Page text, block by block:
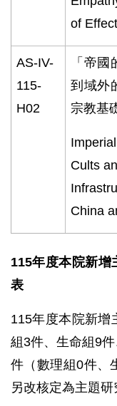
of Effect
AS-IV-
115-
H02
「帝
到域外
宗教基
Cults
China
115年度本院新增
表
115年度本院新增
組3件、生命組9
件（數理組0件、
另改核定為主題研